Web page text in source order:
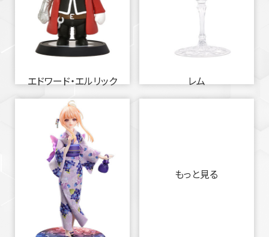
エドワード・エルリック レム
もっと見る